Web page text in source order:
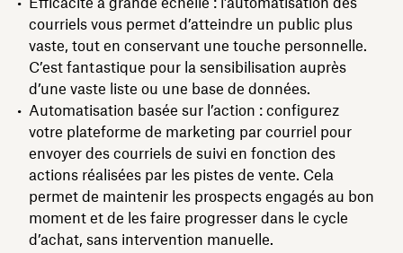
courriels vous permet d’atteindre un public plus
vaste, tout en conservant une touche personnelle.
C’est fantastique pour la sensibilisation auprès
d’une vaste liste ou une base de données.
Automatisation basée sur l’action : configurez
votre plateforme de marketing par courriel pour
envoyer des courriels de suivi en fonction des
actions réalisées par les pistes de vente. Cela
permet de maintenir les prospects engagés au bon
moment et de les faire progresser dans le cycle
d’achat, sans intervention manuelle.